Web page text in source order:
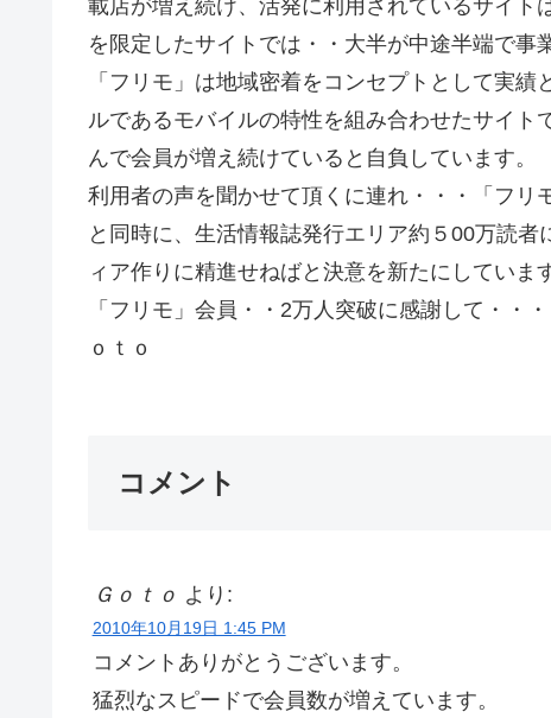
載店が増え続け、活発に利用されているサイ
を限定したサイトでは・・大半が中途半端で事
「フリモ」は地域密着をコンセプトとして実
ルであるモバイルの特性を組み合わせたサイ
んで会員が増え続けていると自負しています。
利用者の声を聞かせて頂くに連れ・・・「フ
と同時に、生活情報誌発行エリア約５00万読
ィア作りに精進せねばと決意を新たにしていま
「フリモ」会員・・2万人
ｏｔｏ
コメント
Ｇｏｔｏ より:
2010年10月19日 1:45 PM
コメントありがとうございます。
猛烈なスピードで会員数が増えています。